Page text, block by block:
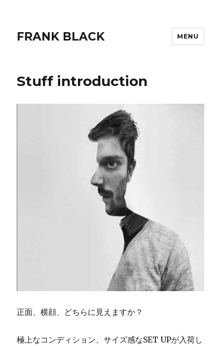
FRANK BLACK MENU
Stuff introduction
正面、横顔、どちらに見えますか？
極上なコンディション、サイズ感なSET UPが入荷し